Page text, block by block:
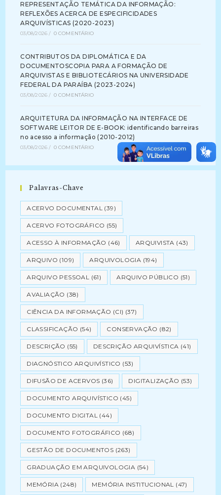
REPRESENTAÇÃO TEMÁTICA DA INFORMAÇÃO:
REFLEXÕES ACERCA DE ESPECIFICIDADES
ARQUIVÍSTICAS (2020-2023)
03/08/2026 / 0 COMENTÁRIO
CONTRIBUTOS DA DIPLOMÁTICA E DA
DOCUMENTOSCOPIA PARA A FORMAÇÃO DE
ARQUIVISTAS E BIBLIOTECÁRIOS NA UNIVERSIDADE
FEDERAL DA PARAÍBA (2023-2024)
03/08/2026 / 0 COMENTÁRIO
ARQUITETURA DA INFORMAÇÃO NA INTERFACE DE
SOFTWARE LEITOR DE E-BOOK: identificando barreiras
no acesso a informação (2010-2012)
03/08/2026 / 0 COMENTÁRIO
Palavras-Chave
ACERVO DOCUMENTAL (39)
ACERVO FOTOGRÁFICO (55)
ACESSO À INFORMAÇÃO (46) ARQUIVISTA (43)
ARQUIVO (109) ARQUIVOLOGIA (194)
ARQUIVO PESSOAL (61) ARQUIVO PÚBLICO (51)
AVALIAÇÃO (38)
CIÊNCIA DA INFORMAÇÃO (CI) (37)
CLASSIFICAÇÃO (54) CONSERVAÇÃO (82)
DESCRIÇÃO (55) DESCRIÇÃO ARQUIVÍSTICA (41)
DIAGNÓSTICO ARQUIVÍSTICO (53)
DIFUSÃO DE ACERVOS (36) DIGITALIZAÇÃO (53)
DOCUMENTO ARQUIVÍSTICO (45)
DOCUMENTO DIGITAL (44)
DOCUMENTO FOTOGRÁFICO (68)
GESTÃO DE DOCUMENTOS (263)
GRADUAÇÃO EM ARQUIVOLOGIA (54)
MEMÓRIA (248) MEMÓRIA INSTITUCIONAL (47)